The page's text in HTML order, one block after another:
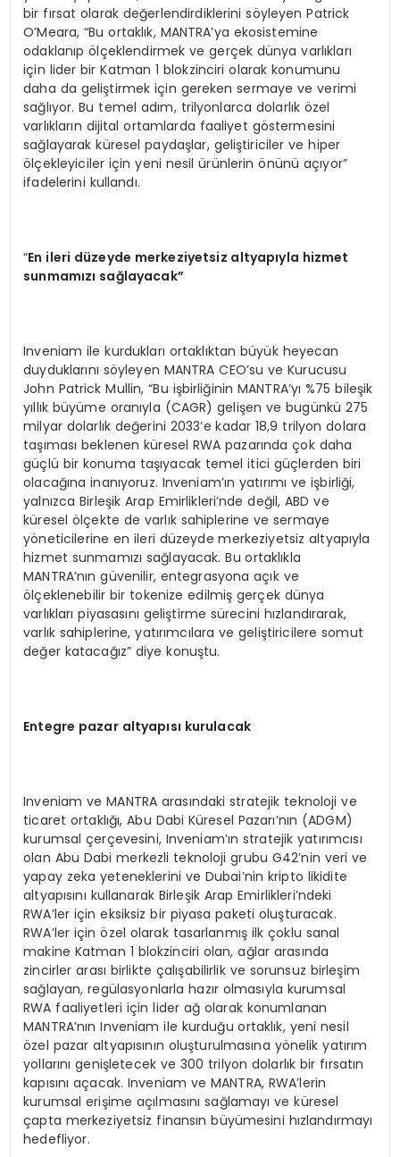
bir fırsat olarak değerlendirdiklerini söyleyen Patrick
O’Meara, “Bu ortaklık, MANTRA’ya ekosistemine
odaklanıp ölçeklendirmek ve gerçek dünya varlıkları
için lider bir Katman 1 blokzinciri olarak konumunu
daha da geliştirmek için gereken sermaye ve verimi
sağlıyor. Bu temel adım, trilyonlarca dolarlık özel
varlıkların dijital ortamlarda faaliyet göstermesini
sağlayarak küresel paydaşlar, geliştiriciler ve hiper
ölçekleyiciler için yeni nesil ürünlerin önünü açıyor”
ifadelerini kullandı.
“En ileri düzeyde merkeziyetsiz altyapıyla hizmet
sunmamızı sağlayacak”
Inveniam ile kurdukları ortaklıktan büyük heyecan
duyduklarını söyleyen MANTRA CEO’su ve Kurucusu
John Patrick Mullin, “Bu işbirliğinin MANTRA’yı %75 bileşik
yıllık büyüme oranıyla (CAGR) gelişen ve bugünkü 275
milyar dolarlık değerini 2033’e kadar 18,9 trilyon dolara
taşıması beklenen küresel RWA pazarında çok daha
güçlü bir konuma taşıyacak temel itici güçlerden biri
olacağına inanıyoruz. Inveniam’ın yatırımı ve işbirliği,
yalnızca Birleşik Arap Emirlikleri’nde değil, ABD ve
küresel ölçekte de varlık sahiplerine ve sermaye
yöneticilerine en ileri düzeyde merkeziyetsiz altyapıyla
hizmet sunmamızı sağlayacak. Bu ortaklıkla
MANTRA’nın güvenilir, entegrasyona açık ve
ölçeklenebilir bir tokenize edilmiş gerçek dünya
varlıkları piyasasını geliştirme sürecini hızlandırarak,
varlık sahiplerine, yatırımcılara ve geliştiricilere somut
değer katacağız” diye konuştu.
Entegre pazar altyapısı kurulacak
Inveniam ve MANTRA arasındaki stratejik teknoloji ve
ticaret ortaklığı, Abu Dabi Küresel Pazarı’nın (ADGM)
kurumsal çerçevesini, Inveniam’ın stratejik yatırımcısı
olan Abu Dabi merkezli teknoloji grubu G42’nin veri ve
yapay zeka yeteneklerini ve Dubai’nin kripto likidite
altyapısını kullanarak Birleşik Arap Emirlikleri’ndeki
RWA’ler için eksiksiz bir piyasa paketi oluşturacak.
RWA’ler için özel olarak tasarlanmış ilk çoklu sanal
makine Katman 1 blokzinciri olan, ağlar arasında
zincirler arası birlikte çalışabilirlik ve sorunsuz birleşim
sağlayan, regülasyonlarla hazır olmasıyla kurumsal
RWA faaliyetleri için lider ağ olarak konumlanan
MANTRA’nın Inveniam ile kurduğu ortaklık, yeni nesil
özel pazar altyapısının oluşturulmasına yönelik yatırım
yollarını genişletecek ve 300 trilyon dolarlık bir fırsatın
kapısını açacak. Inveniam ve MANTRA, RWA’lerin
kurumsal erişime açılmasını sağlamayı ve küresel
çapta merkeziyetsiz finansın büyümesini hızlandırmayı
hedefliyor.